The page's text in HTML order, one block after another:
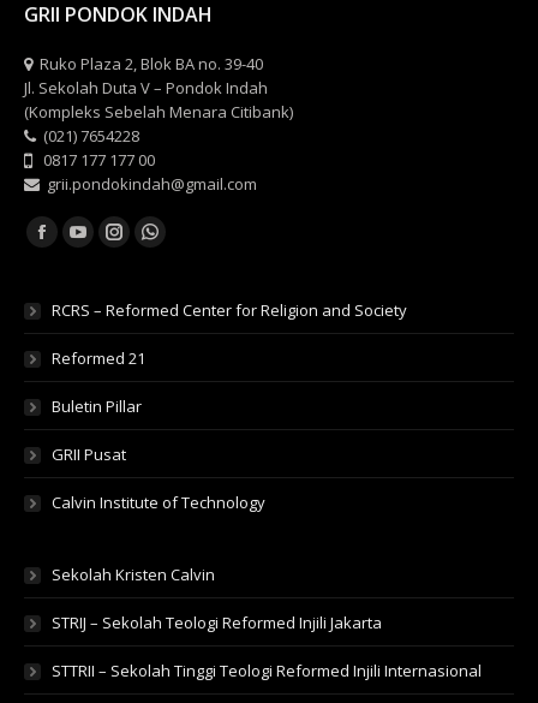
GRII PONDOK INDAH
Ruko Plaza 2, Blok BA no. 39-40
Jl. Sekolah Duta V – Pondok Indah
(Kompleks Sebelah Menara Citibank)
(021) 7654228
0817 177 177 00
grii.pondokindah@gmail.com
Find us on:
FacebookYouTubeInstagramWhatsapp
RCRS – Reformed Center for Religion and Society
Reformed 21
Buletin Pillar
GRII Pusat
Calvin Institute of Technology
Sekolah Kristen Calvin
STRIJ – Sekolah Teologi Reformed Injili Jakarta
STTRII – Sekolah Tinggi Teologi Reformed Injili Internasional